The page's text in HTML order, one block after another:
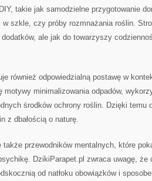
takie jak samodzielne przygotowanie
szkle, czy próby rozmnażania roślin.
ale jak do towarzyszy
również odpowiedzialną postawę w
motywy minimalizowania odpadów,
środków ochrony roślin. Dzięki temu
z dbałością o naturę.
także przewodników mentalnych, które
DzikiParapet.pl zwraca uwagę, że
od natłoku obowiązków i